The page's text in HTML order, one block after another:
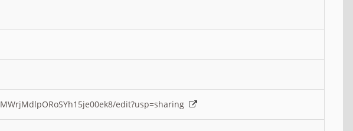
edit?usp=sharing